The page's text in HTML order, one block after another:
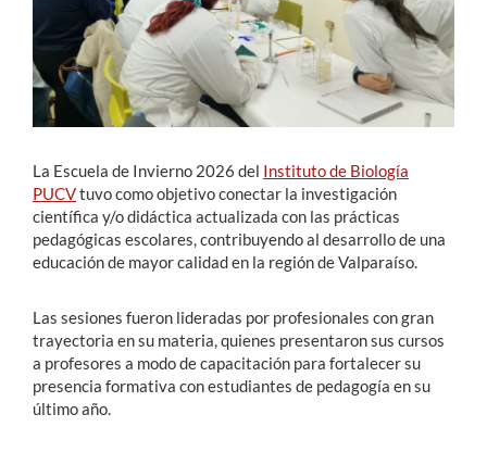
English
La Escuela de Invierno 2026 del Instituto de Biología
PUCVtuvo como objetivo conectar la investigación
científica y/o didáctica actualizada con las prácticas
pedagógicas escolares, contribuyendo al desarrollo de una
educación de mayor calidad en la región de Valparaíso.
Las sesiones fueron lideradas por profesionales con gran
trayectoria en su materia, quienes presentaron sus cursos
a profesores a modo de capacitación para fortalecer su
presencia formativa con estudiantes de pedagogía en su
último año.